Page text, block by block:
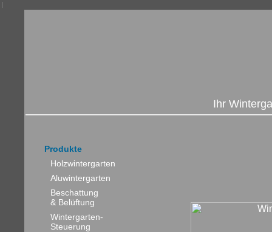
Ihr
Produkte
Holzwintergarten
Aluwintergarten
Beschattung
& Belüftung
Wintergarten-
Steuerung